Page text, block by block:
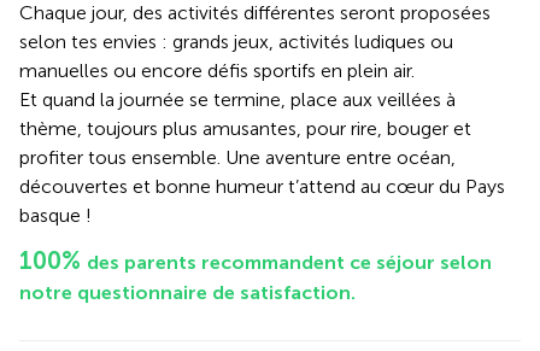
Chaque jour, des activités différentes seront proposées
selon tes envies : grands jeux, activités ludiques ou
manuelles ou encore défis sportifs en plein air.
Et quand la journée se termine, place aux veillées à
thème, toujours plus amusantes, pour rire, bouger et
profiter tous ensemble. Une aventure entre océan,
découvertes et bonne humeur t’attend au cœur du Pays
basque !
100% des parents recommandent ce séjour selon
notre questionnaire de satisfaction.